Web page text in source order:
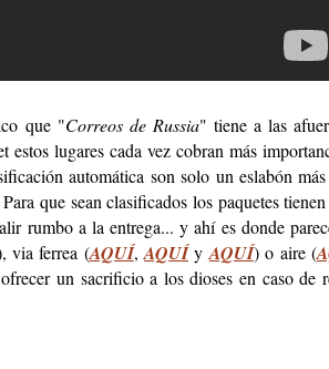
que "Correos de Russia" tiene a las
lugares cada vez cobran más
automática son solo un eslabón
que sean clasificados los paquetes tienen
rumbo a la entrega... y ahí es donde
via ferrea (AQUÍ,AQUÍy AQUÍ) o aire (
un sacrificio a los dioses en caso de